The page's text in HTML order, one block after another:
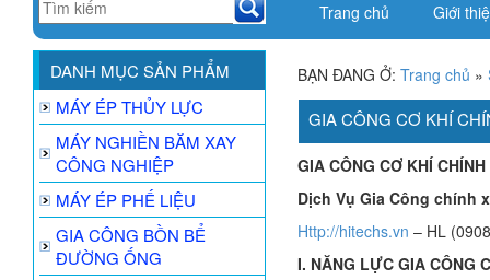
Trang chủ Giới
DANH MỤC SẢN PHẨM
MÁY ÉP THỦY LỰC
MÁY NGHIỀN BĂM XAY
CÔNG NGHIỆP
MÁY ÉP PHẾ LIỆU
GIA CÔNG BỒN BỂ
ĐƯỜNG ỐNG
BẠN ĐANG Ở:Trang chủ »
GIA CÔNG CƠ KHÍ
GIA CÔNG CƠ KHÍ CHÍNH
Dịch Vụ Gia Công chính x
Http://hitechs.vn – HL
I. NĂNG LỰC GIA CÔNG